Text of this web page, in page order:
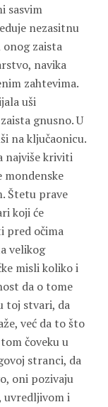
sasvim
nezasitnu
onog zaista
navika
zahtevima.
uši
gnusno. U
na ključaonicu.
najviše kriviti
mondenske
Štetu prave
koji će
pred očima
velikog
misli koliko i
da o tome
toj stvari, da
već da to što
čoveku u
stranci, da
oni pozivaju
uvredljivom i